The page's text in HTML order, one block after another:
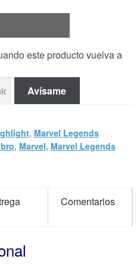
este producto vuelva a
Avísame
, Marvel Legends
, Marvel, Marvel Legends
Comentarios